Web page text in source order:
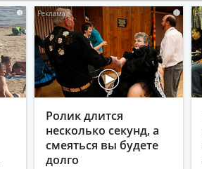
i i
Ролик длится
несколько секунд, а
смеяться вы будете
долго